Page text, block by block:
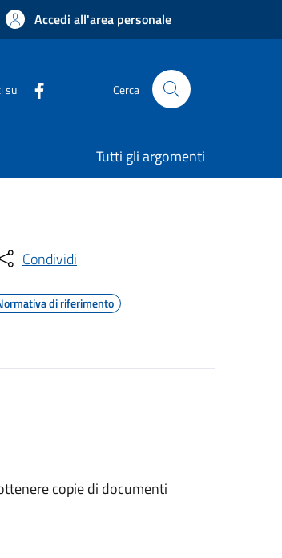
Accedi all'area personale
su Cerca
Tutti gli argomenti
Condividi
di riferimento
copie di documenti